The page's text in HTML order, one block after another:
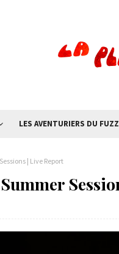
LES AVENTURIERS DU FUZZ
| Live Report